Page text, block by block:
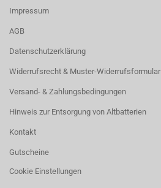
Impressum
AGB
Datenschutzerklärung
Widerrufsrecht & Muster-Widerrufsformular
Versand- & Zahlungsbedingungen
Hinweis zur Entsorgung von Altbatterien
Kontakt
Gutscheine
Cookie Einstellungen